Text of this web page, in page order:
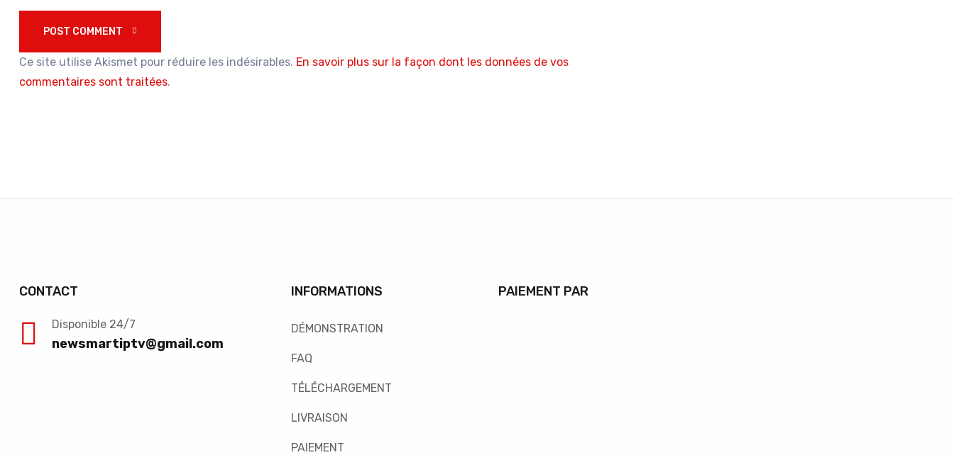
Ce site utilise Akismet pour réduire les indésirables. En savoir plus sur la façon dont les données de vos
commentaires sont traitées.
CONTACT
Disponible 24/7
newsmartiptv@gmail.com
INFORMATIONS
DÉMONSTRATION
FAQ
TÉLÉCHARGEMENT
LIVRAISON
PAIEMENT
PAIEMENT PAR